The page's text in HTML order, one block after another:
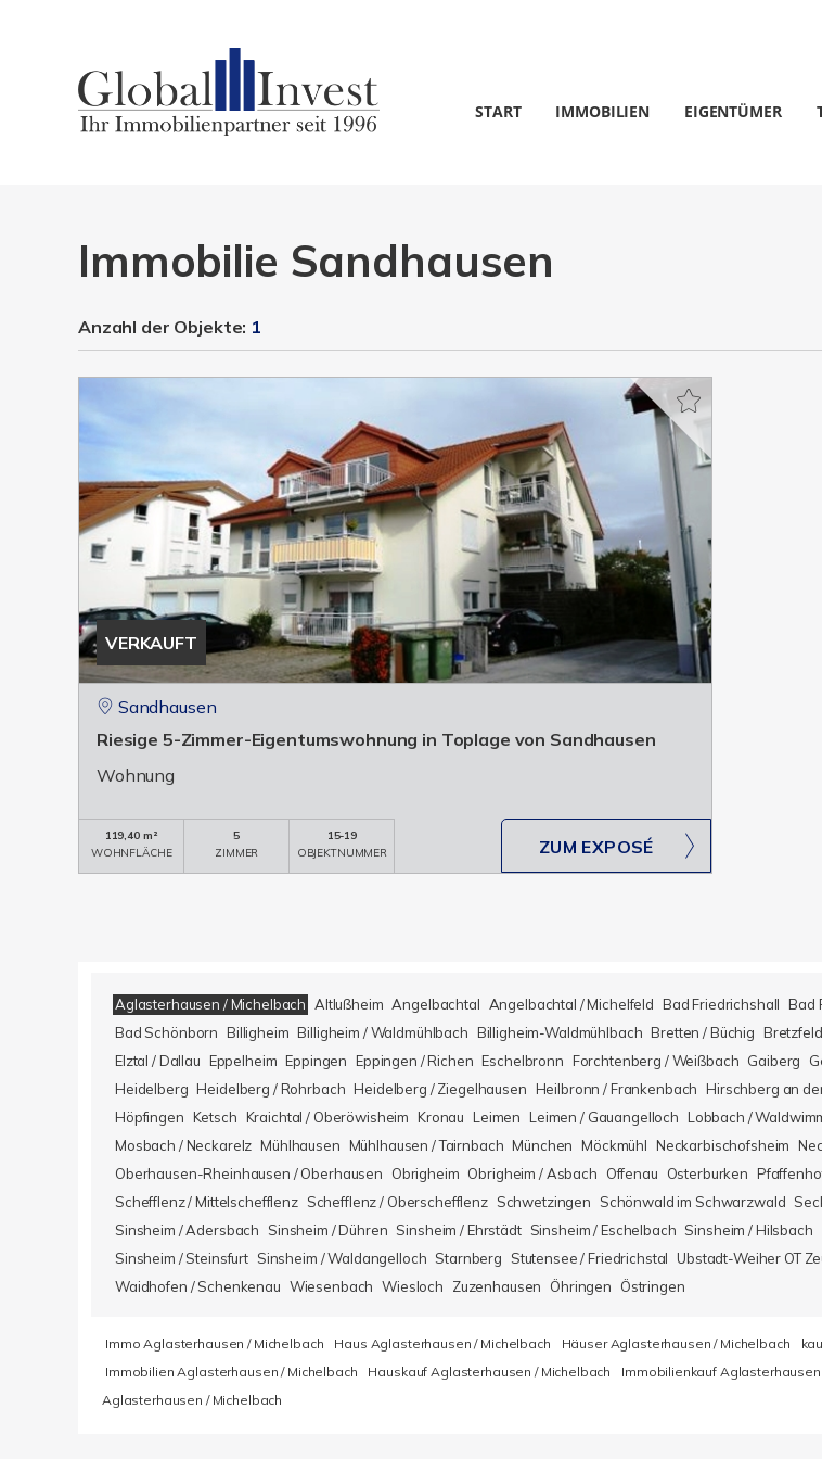
START IMMOBILIEN EIGENTÜMER
Immobilie Sandhausen
Anzahl der Objekte: 1
VERKAUFT
Sandhausen
Riesige 5-Zimmer-Eigentumswohnung in Toplage von Sandhausen
Wohnung
119,40 m²
WOHNFLÄCHE
5
ZIMMER
15-19
OBJEKTNUMMER
ZUM EXPOSÉ
Aglasterhausen / Michelbach Altlußheim Angelbachtal Angelbachtal / Michelfeld Bad Friedrichshall Bad
Bad Schönborn Billigheim Billigheim / Waldmühlbach Billigheim-Waldmühlbach Bretten / Büchig
Elztal / Dallau Eppelheim Eppingen Eppingen / Richen Eschelbronn Forchtenberg / Weißbach Gaiberg
Heidelberg Heidelberg / Rohrbach Heidelberg / Ziegelhausen Heilbronn / Frankenbach Hirschberg an
Höpfingen Ketsch Kraichtal / Oberöwisheim Kronau Leimen Leimen / Gauangelloch Lobbach /
Mosbach / Neckarelz Mühlhausen Mühlhausen / Tairnbach München Möckmühl Neckarbischofsheim
Oberhausen-Rheinhausen / Oberhausen
Obrigheim Obrigheim / Asbach Offenau Osterburken
Schefflenz / Mittelschefflenz Schefflenz / Oberschefflenz Schwetzingen Schönwald im Schwarzwald
Sinsheim / Adersbach
Sinsheim / Dühren Sinsheim / Ehrstädt Sinsheim / Eschelbach Sinsheim / Hilsbach
Sinsheim / Steinsfurt Sinsheim / Waldangelloch Starnberg Stutensee / Friedrichstal Ubstadt-Weiher OT
Waidhofen / Schenkenau Wiesenbach Wiesloch Zuzenhausen Öhringen Östringen
Immo Aglasterhausen / Michelbach Haus Aglasterhausen / Michelbach Häuser Aglasterhausen / Michelbach
Immobilien Aglasterhausen / Michelbach
Hauskauf Aglasterhausen / Michelbach Immobilienkauf Aglasterhausen
Aglasterhausen / Michelbach